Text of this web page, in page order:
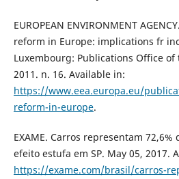
EUROPEAN ENVIRONMENT
reform in Europe: implications fr
Luxembourg: Publications Office of
2011. n. 16. Available in:
https://www.eea.europa.eu/
reform-in-europe.
EXAME. Carros representam 72,6%
efeito estufa em SP. May 05, 2017.
https://exame.com/brasil/carros-